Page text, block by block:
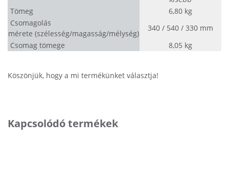
Tömeg
6,80 kg
Csomagolás
mérete (szélesség/magasság/mélység)
340 / 540 / 330 mm
Csomag tömege
8,05 kg
Köszönjük, hogy a mi termékünket választja!
Kapcsolódó termékek